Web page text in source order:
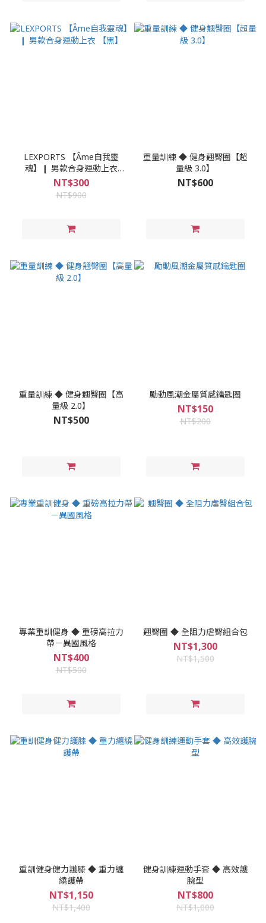
LEXPORTS 【Âme自我靈
魂】❙ 男款合身運動上衣
【黑】
NT$300
NT$900
重量訓練 ◆ 健身翹臀圈【超
量級 3.0】
NT$600
重量訓練 ◆ 健身翹臀圈【高
量級 2.0】
NT$500
勵動風潮金屬質感鑰匙圈
NT$150
NT$200
專業重訓健身 ◆ 重磅高拉力
帶－異國風格
NT$400
NT$500
翹臀圈 ◆ 全阻力虐臀組合包
NT$1,300
NT$1,500
重訓健身健力護膝 ◆ 重力纏
繞護帶
NT$1,150
NT$1,400
健身訓練運動手套 ◆ 高效護
腕型
NT$800
NT$1,000